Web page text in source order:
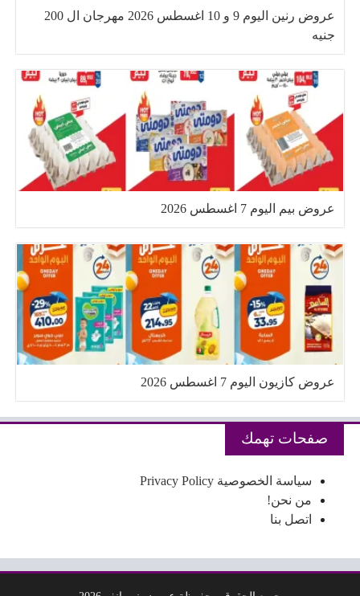
عروض رنين اليوم 9 و 10 اغسطس 2026 مهرجان ال 200
جنيه
عروض بيم اليوم 7 اغسطس 2026
عروض كازيون اليوم 7 اغسطس 2026
صفحات تهمك
سياسة الخصوصية Privacy Policy
من نحن!
اتصل بنا